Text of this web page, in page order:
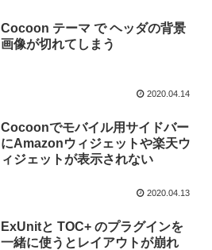
Cocoon テーマ で ヘッダの背景
画像が切れてしまう
2020.04.14
Cocoonでモバイル用サイドバー
にAmazonウィジェットや楽天ウ
ィジェットが表示されない
2020.04.13
ExUnitと TOC+ のプラグインを
一緒に使うとレイアウトが崩れ